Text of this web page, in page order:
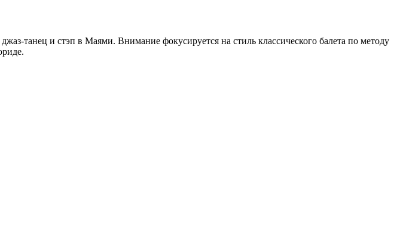
танец и стэп в Маями. Внимание фокусируется на стиль классического балета по методу